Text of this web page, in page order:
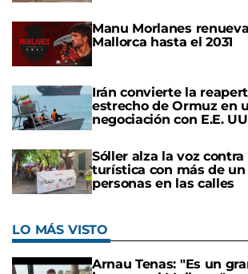
Manu Morlanes
Mallorca hasta el 2031
Irán convierte la
estrecho de Ormuz en
negociación con E.E.
Sóller alza la voz
turística con más de
personas en las calles
LO MÁS VISTO
Arnau Tenas: "Es un